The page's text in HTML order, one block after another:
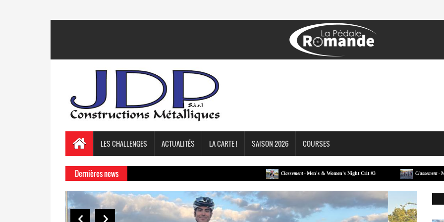
LES CHALLENGES ACTUALITÉS LA CARTE ! SAISON 2026 COURSES
Dernières news Classement -Men's & Women's Night Crit #3 Classement -Men's &